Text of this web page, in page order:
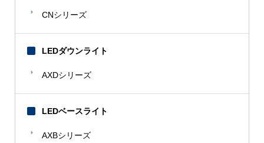
CNシリーズ
LEDダウンライト
AXDシリーズ
LEDベースライト
AXBシリーズ